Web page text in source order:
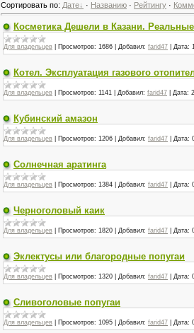
Сортировать по: Дате · Названию · Рейтингу ·
Косметика Дешели в Казани.
Для владельцев Просмотров: 1686 Добавил: farid47 Дата:
Котел. Эксплуатация газового
Для владельцев Просмотров: 1141 Добавил: farid47 Дата:
Кубинский амазон
Для владельцев Просмотров: 1206 Добавил: farid47 Дата:
Солнечная аратинга
Для владельцев Просмотров: 1384 Добавил: farid47 Дата:
Черноголовый каик
Для владельцев Просмотров: 1820 Добавил: farid47 Дата:
Эклектусы или благородные попугаи
Для владельцев Просмотров: 1320 Добавил: farid47 Дата:
Сливоголовые попугаи
Для владельцев Просмотров: 1095 Добавил: farid47 Дата: